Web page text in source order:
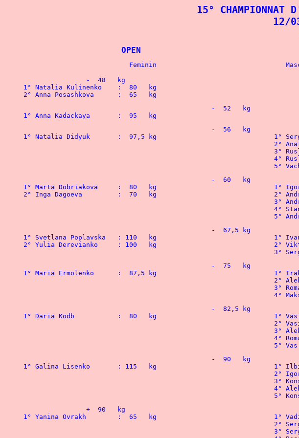
15° CHAMPIONNAT
12/
		-  48   kg
						-  52   kg
						-  56   kg
						-  60   kg
						-  67,5 kg
						-  75   kg
						-  82,5 kg
3°
						-  90   kg